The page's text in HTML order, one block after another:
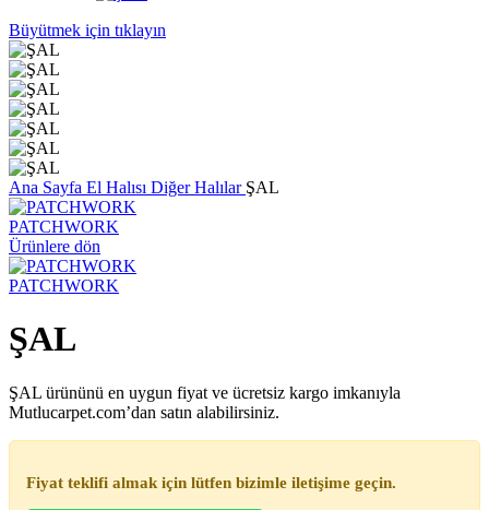
Büyütmek için tıklayın
Ana Sayfa El Halısı Diğer Halılar ŞAL
PATCHWORK
Ürünlere dön
PATCHWORK
ŞAL
ŞAL ürününü en uygun fiyat ve ücretsiz kargo imkanıyla
Mutlucarpet.com’dan satın alabilirsiniz.
Fiyat teklifi almak için lütfen bizimle iletişime geçin.